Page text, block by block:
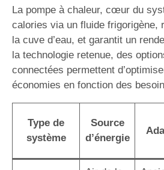
La pompe à chaleur, cœur du
calories via un fluide frigorigène,
la cuve d’eau, et garantit un
la technologie retenue, des
connectées permettent
économies en fonction des
Type de
système
Source
d’énergie